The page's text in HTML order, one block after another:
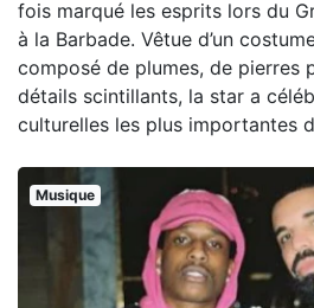
fois marqué les esprits lors du
à la Barbade. Vêtue d’un
composé de plumes, de pierres
détails scintillants, la star a
culturelles les plus importantes
Musique